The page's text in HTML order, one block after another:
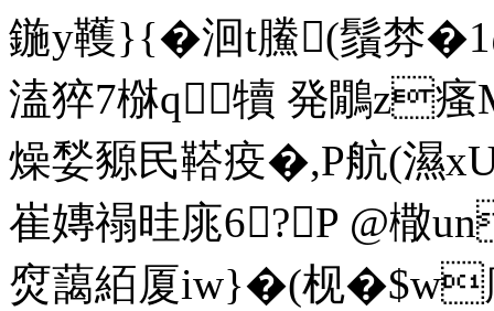
鍦y韄}{�洄t鰧(鬚棼
溘猝7椕q犢 発鷳z
燥媝豲民鞳疫�,P航(濕
崔嫥禢晆庣6?P @橵
焤藹絔厦iw}�(枧